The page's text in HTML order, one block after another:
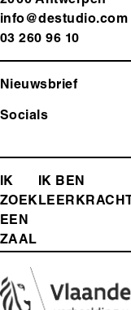
info@destudio.com
03 260 96 10
Nieuwsbrief
Socials
FOOTER-
MENU
IK
ZOEK
EEN
ZAAL
IK BEN
LEERKRACHT
Media
Afbeelding